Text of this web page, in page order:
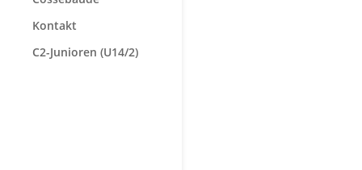
Kontakt
C2-Junioren (U14/2)